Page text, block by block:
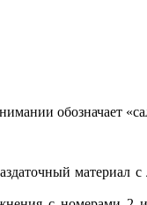
обозначает